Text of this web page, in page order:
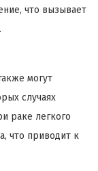
что вызывает
могут
случаях
раке легкого
что приводит к